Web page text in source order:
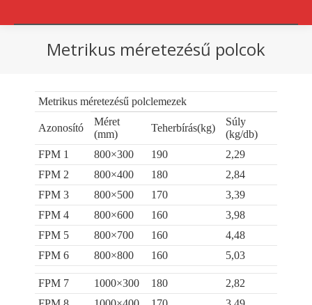
Metrikus méretezésű polcok
Metrikus méretezésű polclemezek
Azonosító
Méret
(mm)
Teherbírás(kg)
Súly
(kg/db)
FPM 1
800×300 190
2,29
FPM 2
800×400 180
2,84
FPM 3
800×500 170
3,39
FPM 4
800×600 160
3,98
FPM 5
800×700 160
4,48
FPM 6
800×800 160 5,03
FPM 7 1000×300 180
2,82